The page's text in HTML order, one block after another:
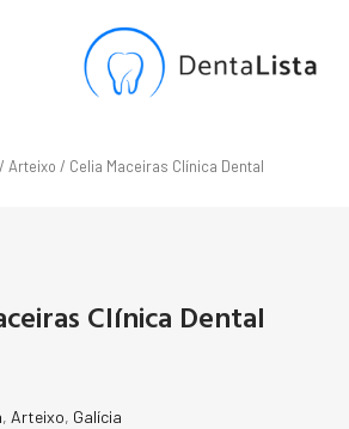
/ Arteixo / Celia Maceiras Clínica Dental
Clínica Dental
, Arteixo, Galícia